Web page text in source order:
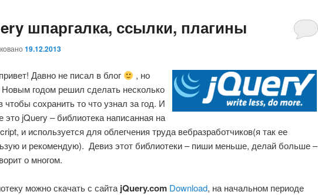
шпаргалка, ссылки, плагины
19.12.2013
Давно не писал в блог
, но
Новым годом решил сделать несколько
чтобы сохранить то что узнал за год. И
это jQuery – библиотека написанная на
и используется для облегчения труда вебразработчиков(я так ее
и рекомендую). Девиз этот библиотеки – пиши меньше, делай больше –
о многом.
можно скачать с сайтаjQuery.com Download, на начальном периоде